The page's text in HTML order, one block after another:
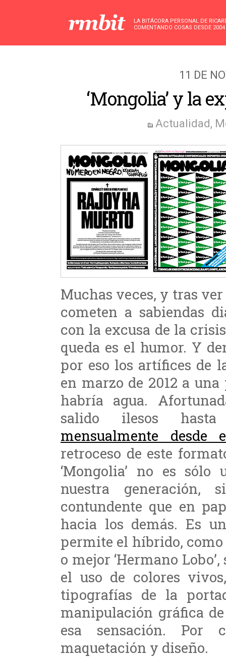
LA BITÁCORA PERSONAL DE
COMENTANDO COSAS DESDE 2004
11 DE
‘Mongolia’ y la
Actualidad,
Muchas veces, y tras
cometen a sabiendas
con la excusa de la
queda es el humor. Y
por eso los artífices de
en marzo de 2012 a
habría agua.
salido ilesos
mensualmente desde
retroceso de este
‘Mongolia’ no es sólo
nuestra generación,
contundente que en
hacia los demás. Es
permite el híbrido, como
o mejor ‘Hermano
el uso de colores
tipografías de la
manipulación gráfica
esa sensación. Por
maquetación y diseño.